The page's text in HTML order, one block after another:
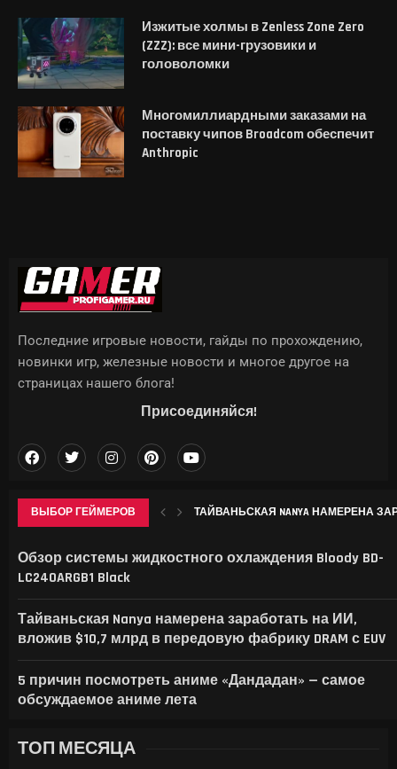
Изжитые холмы в Zenless Zone Zero
(ZZZ): все мини-грузовики и
головоломки
Многомиллиардными заказами на
поставку чипов Broadcom обеспечит
Anthropic
ВЫБОР ГЕЙМЕРОВ ТАЙВАНЬСКАЯ NANYA НАМЕРЕНА
Обзор системы жидкостного охлаждения Bloody BD-
LC240ARGB1 Black
Тайваньская Nanya намерена заработать на ИИ,
вложив $10,7 млрд в передовую фабрику DRAM с EUV
5 причин посмотреть аниме «Дандадан» — самое
обсуждаемое аниме лета
Последние игровые новости, гайды по прохождению,
новинки игр, железные новости и многое другое на
страницах нашего блога!
Присоединяйся!
ТОП МЕСЯЦА